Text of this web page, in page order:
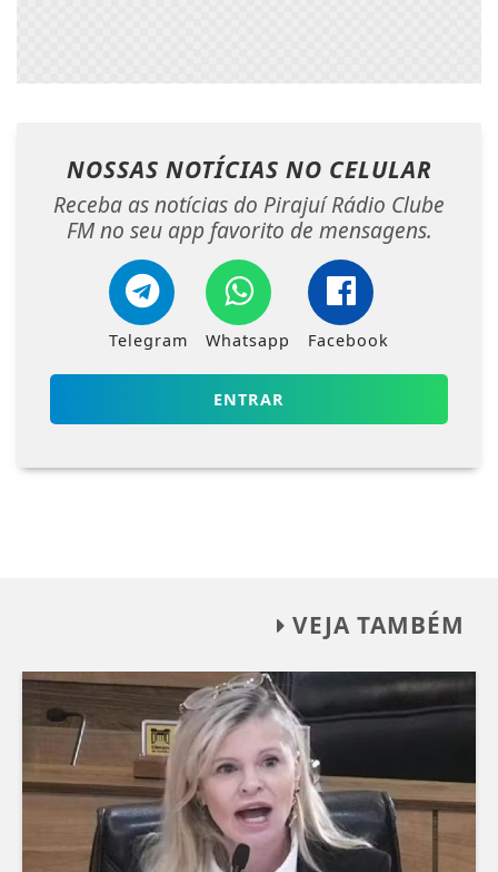
NOSSAS NOTÍCIAS NO CELULAR
Receba as notícias do Pirajuí Rádio Clube
FM no seu app favorito de mensagens.
Telegram Whatsapp Facebook
ENTRAR
VEJA TAMBÉM